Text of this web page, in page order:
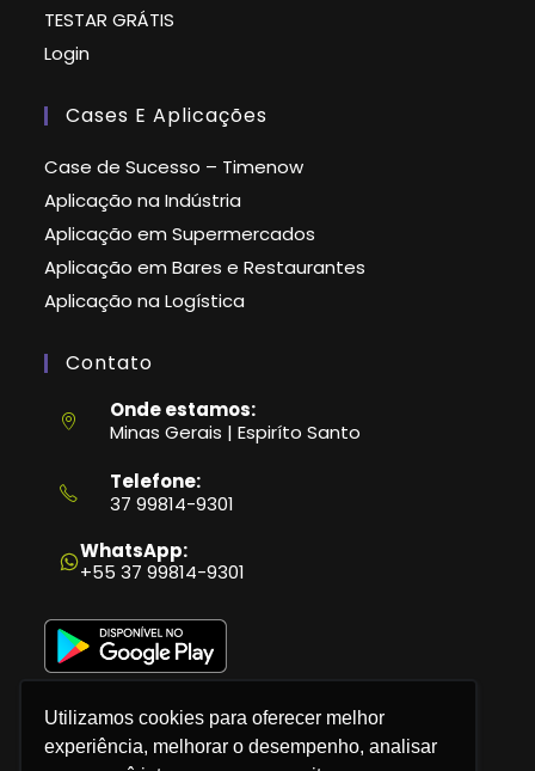
Utilizamos cookies para oferecer melhor
experiência, melhorar o desempenho, analisar
TESTAR GRÁTIS
Login
Cases E Aplicações
Case de Sucesso – Timenow
Aplicação na Indústria
Aplicação em Supermercados
Aplicação em Bares e Restaurantes
Aplicação na Logística
Contato
Onde estamos:
Minas Gerais | Espiríto Santo
Telefone:
37 99814-9301
em
seu
aplicativo
WhatsApp:
+55 37 99814-9301